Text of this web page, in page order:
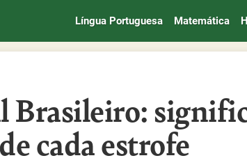
Língua Portuguesa Matemática
cada estrofe